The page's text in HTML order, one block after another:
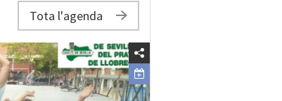
Tota l'agenda